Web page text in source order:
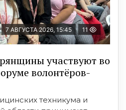
7 АВГУСТА 2026, 15:45 11
участвуют во
волонтёров-
техникума и